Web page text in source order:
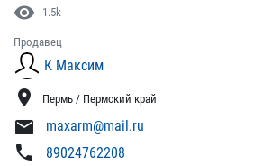
visibility 1.5k
Продавец
К Максим
location_on Пермь / Пермский край
mail maxarm@mail.ru
phone 89024762208